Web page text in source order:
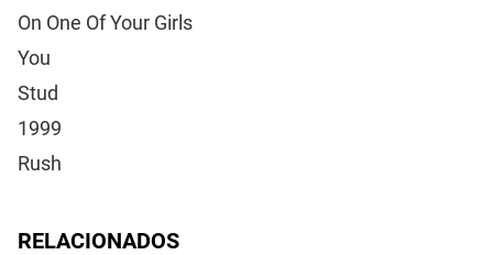
On One Of Your Girls
You
Stud
1999
Rush
RELACIONADOS